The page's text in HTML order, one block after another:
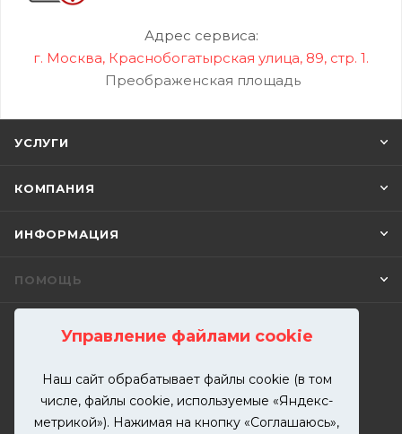
Управление файлами cookie
Наш сайт обрабатывает файлы cookie (в том
числе, файлы cookie, используемые «Яндекс-
метрикой»). Нажимая на кнопку «Соглашаюсь»,
Адрес сервиса:
г. Москва, Краснобогатырская улица, 89, стр. 1.
Преображенская площадь
УСЛУГИ
КОМПАНИЯ
ИНФОРМАЦИЯ
ПОМОЩЬ
+7 (499) 302-00-57 ЗАКАЗАТЬ ЗВОНОК